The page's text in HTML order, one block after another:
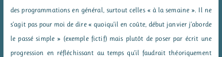
des programmations en général, surtout celles « à la semaine ». Il ne
s’agit pas pour moi de dire « quoiqu’il en coûte, début janvier j’aborde
le passé simple » (exemple fictif) mais plutôt de poser par écrit une
progression en réfléchissant au temps qu’il faudrait théoriquement